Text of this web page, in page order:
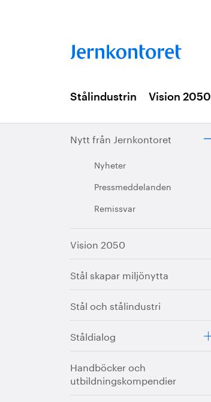
Stålindustrin Vision 2050
Nytt från Jernkontoret
Nyheter
Pressmeddelanden
Remissvar
Vision 2050
Stål skapar miljönytta
Stål och stålindustri
Ståldialog
Handböcker och
utbildningskompendier